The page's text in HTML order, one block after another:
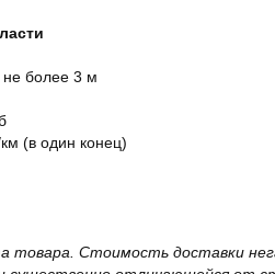
не более 3 м
(в один конец)
Стоимость доставки